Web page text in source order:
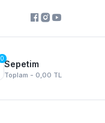
0
Sepetim
Toplam - 0,00 TL